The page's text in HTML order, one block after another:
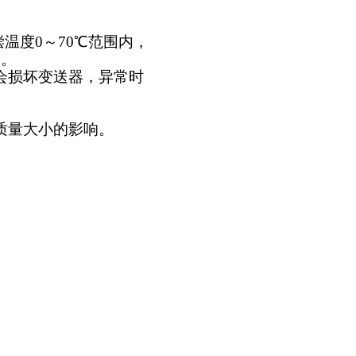
度0～70℃范围内，
损坏变送器，异常时
大小的影响。